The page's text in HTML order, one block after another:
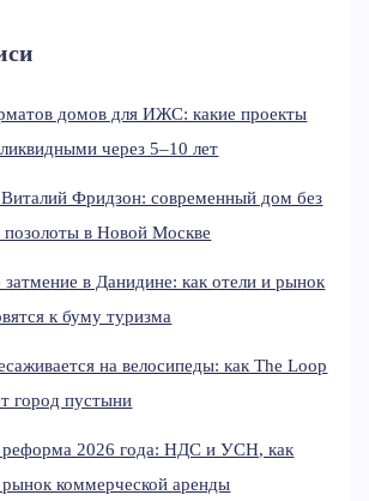
домов для ИЖС: какие проекты
через 5–10 лет
Фридзон: современный дом без
в Новой Москве
в Данидине: как отели и рынок
к буму туризма
на велосипеды: как The Loop
город пустыни
реформа 2026 года: НДС и УСН, как
рынок коммерческой аренды